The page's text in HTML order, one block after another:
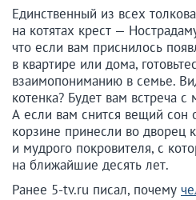
Единственный из всех
на котятах крест —
что если вам приснилось
в квартире или дома,
взаимопониманию в семье.
котенка? Будет вам встреча
А если вам снится вещий сон
корзине принесли во дворец
и мудрого покровителя, с
на ближайшие десять лет.
Ранее 5-tv.ru писал, почему